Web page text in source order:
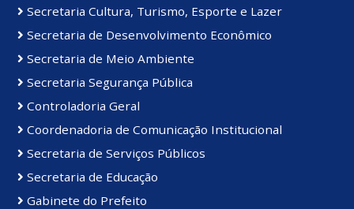
Secretaria Cultura, Turismo, Esporte e Lazer
Secretaria de Desenvolvimento Econômico
Secretaria de Meio Ambiente
Secretaria Segurança Pública
Controladoria Geral
Coordenadoria de Comunicação Institucional
Secretaria de Serviços Públicos
Secretaria de Educação
Gabinete do Prefeito